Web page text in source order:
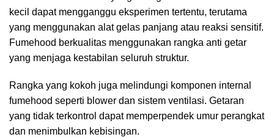
kecil dapat mengganggu eksperimen tertentu, terutama
yang menggunakan alat gelas panjang atau reaksi sensitif.
Fumehood berkualitas menggunakan rangka anti getar
yang menjaga kestabilan seluruh struktur.
Rangka yang kokoh juga melindungi komponen internal
fumehood seperti blower dan sistem ventilasi. Getaran
yang tidak terkontrol dapat memperpendek umur perangkat
dan menimbulkan kebisingan.